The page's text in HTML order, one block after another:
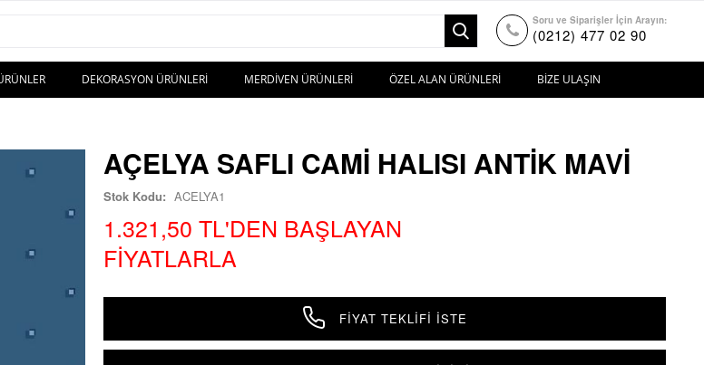
Soru ve Siparişler İçin Arayın:
(0212) 477 02 90
DEKORASYON ÜRÜNLERI MERDIVEN ÜRÜNLERI ÖZEL ALAN ÜRÜNLERI BIZE ULAŞIN
AÇELYA SAFLI CAMI HALISI ANTIK MAVI
Stok Kodu: ACELYA1
1.321,50 TL'DEN BAŞLAYAN
FIYATLARLA
FIYAT TEKLIFI İSTE